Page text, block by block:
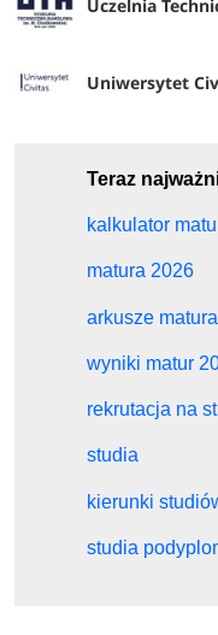
Uczelnia Techniczno -
Uniwersytet
Teraz
kalkulator
matura 2026
arkusze
wyniki matur
rekrutacja na
studia
kierunki
studia